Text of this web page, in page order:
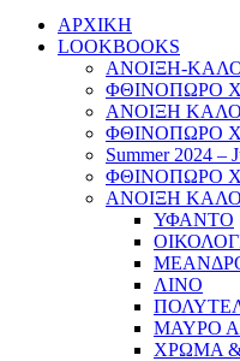
ΑΡΧΙΚΗ
LOOKBOOKS
ΑΝΟΙΞΗ-
ΦΘΙΝΟΠΩΡΟ
ΑΝΟΙΞΗ
ΦΘΙΝΟΠΩΡΟ
Summer 2024 –
ΦΘΙΝΟΠΩΡΟ
ΑΝΟΙΞΗ
ΥΦΑΝΤΟ
ΛΙΝΟ
ΜΑΥΡΟ
ΧΡΩΜΑ